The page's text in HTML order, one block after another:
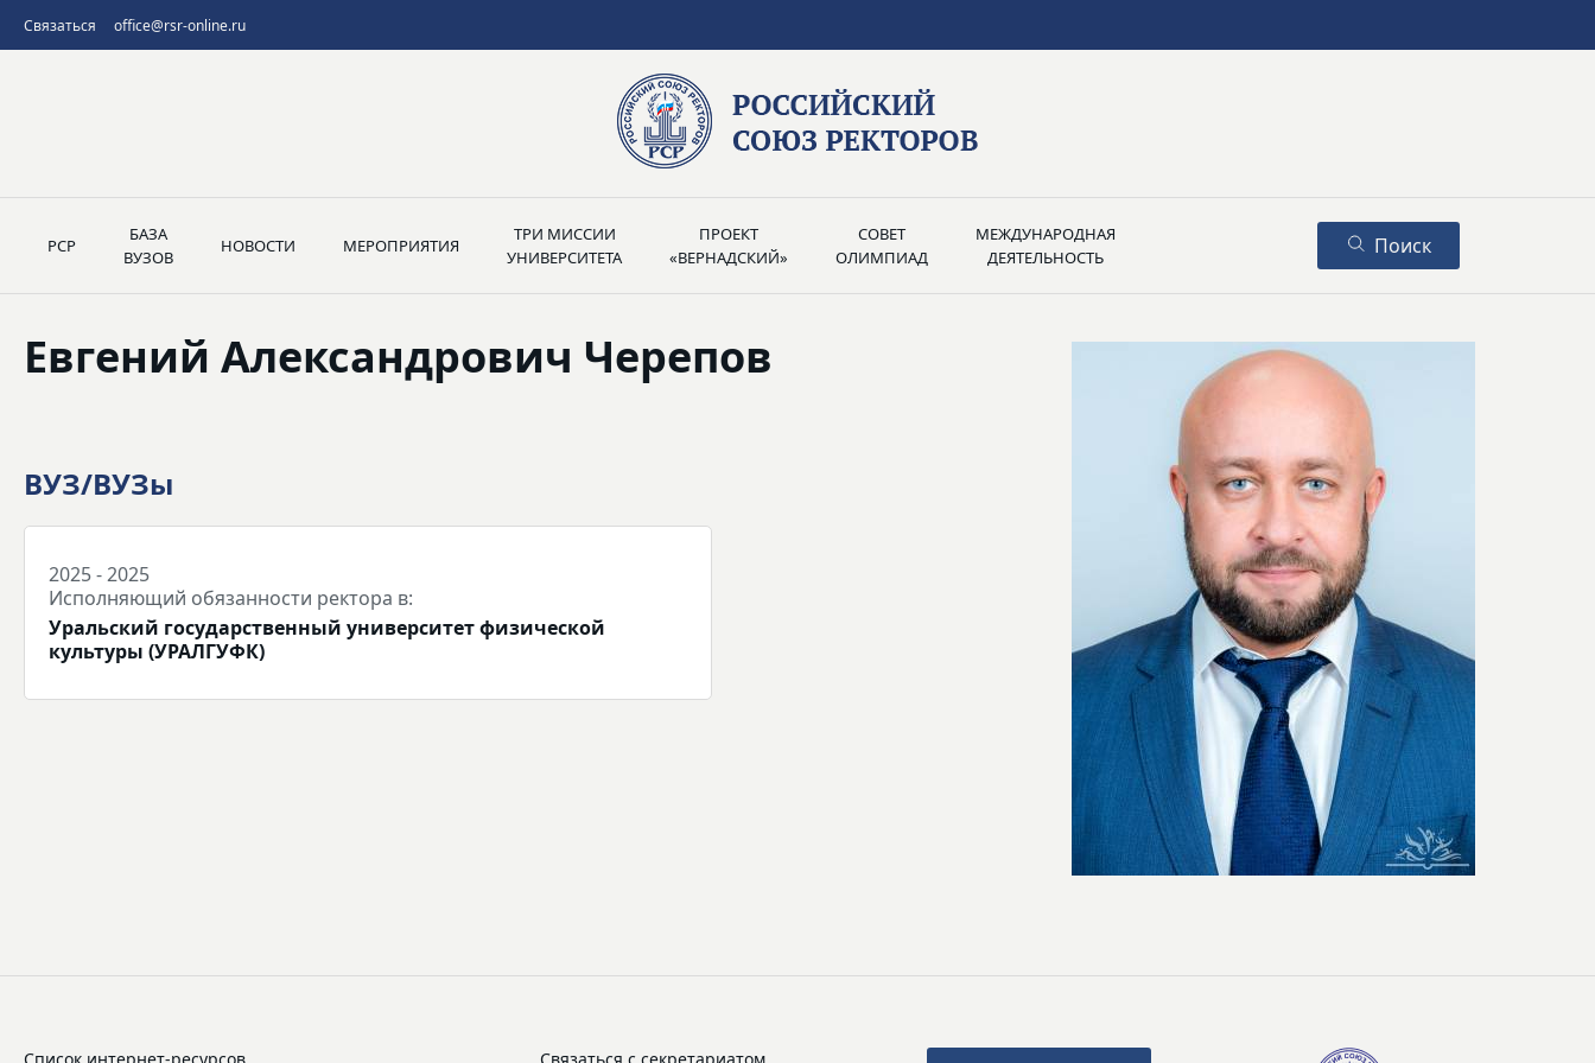
Связаться office@rsr-online.ru
РСР
БАЗА
ВУЗОВ
НОВОСТИ МЕРОПРИЯТИЯ
ТРИ МИССИИ
УНИВЕРСИТЕТА
ПРОЕКТ
«ВЕРНАДСКИЙ»
СОВЕТ
ОЛИМПИАД
МЕЖДУНАРОДНАЯ
ДЕЯТЕЛЬНОСТЬ
Поиск
Евгений Александрович Черепов
ВУЗ/ВУЗы
2025 - 2025
Исполняющий обязанности ректора в:
Уральский государственный университет физической
культуры (УРАЛГУФК)